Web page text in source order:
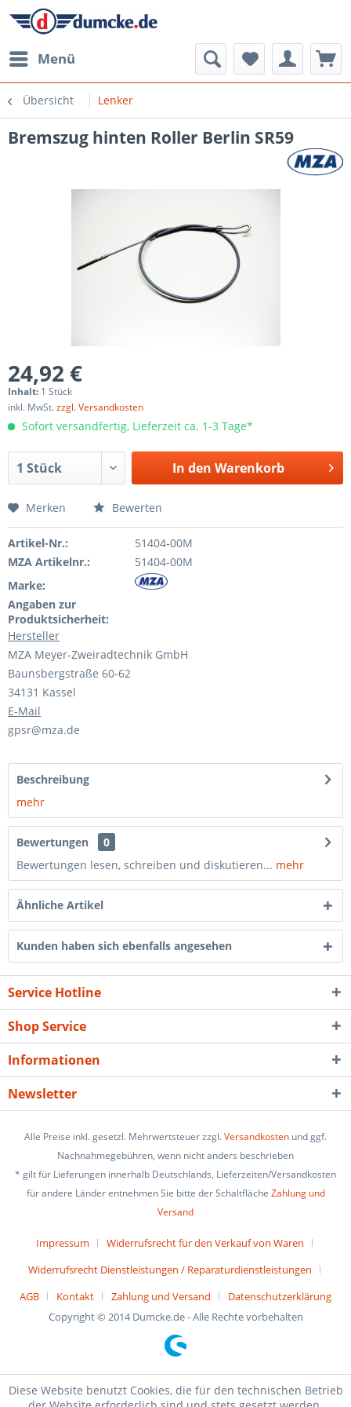
Menü
Übersicht Lenker
Bremszug hinten Roller Berlin SR59
24,92 €
Inhalt: 1 Stück
inkl. MwSt.zzgl. Versandkosten
Sofort versandfertig, Lieferzeit ca. 1-3 Tage*
In den Warenkorb
Merken Bewerten
Artikel-Nr.:
51404-00M
MZA Artikelnr.:
51404-00M
Marke:
Angaben zur
Produktsicherheit:
Hersteller
MZA Meyer-Zweiradtechnik GmbH
Baunsbergstraße 60-62
34131 Kassel
E-Mail
gpsr@mza.de
Beschreibung
mehr
Bewertungen
0
Bewertungen lesen, schreiben und diskutieren... mehr
Ähnliche Artikel
Kunden haben sich ebenfalls angesehen
Service Hotline
Shop Service
Informationen
Newsletter
Alle Preise inkl. gesetzl. Mehrwertsteuer zzgl.Versandkosten und ggf.
Nachnahmegebühren, wenn nicht anders beschrieben
* gilt für Lieferungen innerhalb Deutschlands, Lieferzeiten/Versandkosten
für andere Länder entnehmen Sie bitte der Schaltfläche Zahlung und
Versand
Impressum
Widerrufsrecht für den Verkauf von Waren
Widerrufsrecht Dienstleistungen / Reparaturdienstleistungen
AGB
Kontakt Zahlung und Versand
Datenschutzerklärung
Copyright © 2014 Dumcke.de - Alle Rechte vorbehalten
Diese Website benutzt Cookies, die für den technischen Betrieb